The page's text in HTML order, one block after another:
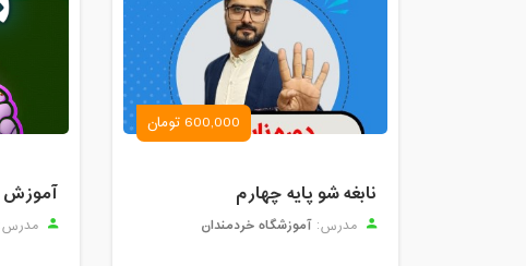
600,000 تومان
نابغه شو پایه چهارم
مدرس: آموزشگاه خردمندان
آموزش
مدرس: